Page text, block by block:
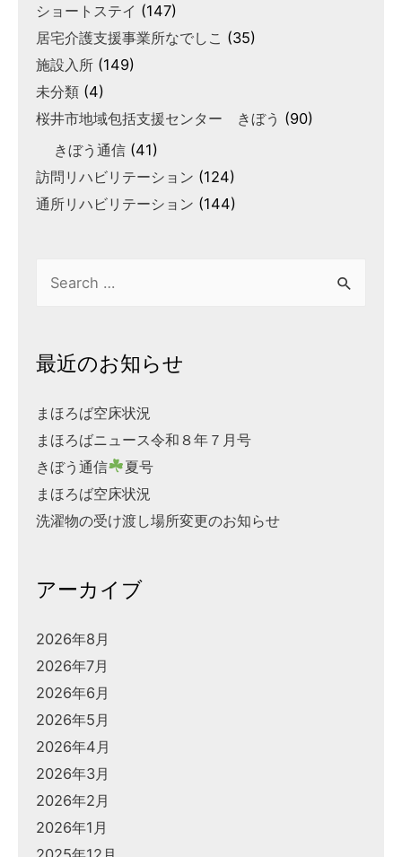
ショートステイ (147)
居宅介護支援事業所なでしこ (35)
施設入所 (149)
未分類 (4)
桜井市地域包括支援センター きぼう (90)
きぼう通信 (41)
訪問リハビリテーション (124)
通所リハビリテーション (144)
最近のお知らせ
まほろば空床状況
まほろばニュース令和８年７月号
きぼう通信
夏号
まほろば空床状況
洗濯物の受け渡し場所変更のお知らせ
アーカイブ
2026年8月
2026年7月
2026年6月
2026年5月
2026年4月
2026年3月
2026年2月
2026年1月